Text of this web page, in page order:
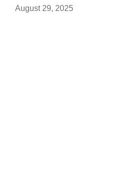
August 29, 2025